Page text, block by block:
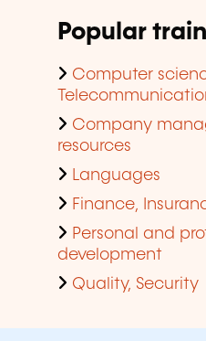
Popular
Computer
Company
resources
Languages
Finance,
Personal and
development
Quality, Security